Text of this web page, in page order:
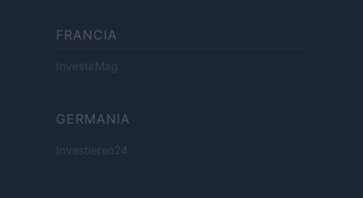
FRANCIA
InvestirMag
GERMANIA
Investieren24